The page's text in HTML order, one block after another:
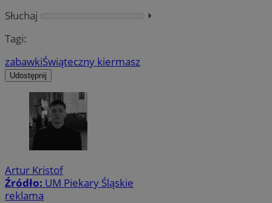
Słuchaj
⏵︎
Tagi:
zabawkiŚwiąteczny kiermasz
Udostępnij
Artur Kristof
Źródło: UM Piekary Śląskie
reklama